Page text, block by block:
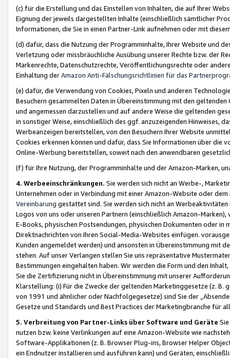
(c) für die Erstellung und das Einstellen von Inhalten, die auf Ihrer
Eignung der jeweils dargestellten Inhalte (einschließlich sämtlicher
Informationen, die Sie in einen Partner-Link aufnehmen oder mit
(d) dafür, dass die Nutzung der Programminhalte, Ihrer Website und
Verletzung oder missbräuchliche Ausübung unserer Rechte bzw. der
Markenrechte, Datenschutzrechte, Veröffentlichungsrechte oder
Einhaltung derAmazon Anti-Fälschungsrichtlinien für das
(e) dafür, die Verwendung von Cookies, Pixeln und anderen
Besuchern gesammelten Daten in Übereinstimmung mit den
und angemessen darzustellen und auf andere Weise die geltenden
in sonstiger Weise, einschließlich des ggf. anzuzeigenden Hinweises,
Werbeanzeigen bereitstellen, von den Besuchern Ihrer Website
Cookies erkennen können und dafür, dass Sie Informationen über die
Online-Werbung bereitstellen, soweit nach den anwendbaren
(f) für Ihre Nutzung, der Programminhalte und der Amazon-Marken,
4. Werbeeinschränkungen. Sie werden sich nicht an Werbe-,
Unternehmen oder in Verbindung mit einer Amazon-Website oder
Vereinbarung gestattet sind. Sie werden sich nicht an
Logos von uns oder unseren Partnern (einschließlich Amazon-
E-Books, physischen Postsendungen, physischen Dokumenten oder in
Direktnachrichten von Ihren Social-Media-Websites einfügen.
Kunden angemeldet werden) und ansonsten in Übereinstimmung mit
stehen. Auf unser Verlangen stellen Sie uns repräsentative
Bestimmungen eingehalten haben. Wir werden die Form und den
Sie die Zertifizierung nicht in Übereinstimmung mit unserer
Klarstellung: (i) Für die Zwecke der geltenden Marketinggesetze (z. B.
von 1991 und ähnlicher oder Nachfolgegesetze) sind Sie der
Gesetze und Standards und Best Practices der Marketingbranche für
5. Verbreitung von Partner-Links über Software und Geräte
nutzen bzw. keine Verlinkungen auf eine Amazon-Website wie
Software-Applikationen (z. B. Browser Plug-ins, Browser Helper
ein Endnutzer installieren und ausführen kann) und Geräten,